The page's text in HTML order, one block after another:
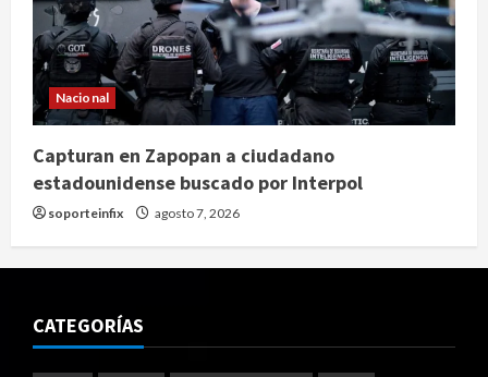
Nacional
Capturan en Zapopan a ciudadano
estadounidense buscado por Interpol
soporteinfix agosto 7, 2026
CATEGORÍAS